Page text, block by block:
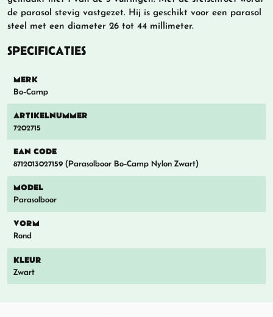
de parasol stevig vastgezet. Hij is geschikt voor een parasol
steel met een diameter 26 tot 44 millimeter.
SPECIFICATIES
MERK
Bo-Camp
ARTIKELNUMMER
7202715
EAN CODE
8712013027159 (Parasolboor Bo-Camp Nylon Zwart)
MODEL
Parasolboor
VORM
Rond
KLEUR
Zwart